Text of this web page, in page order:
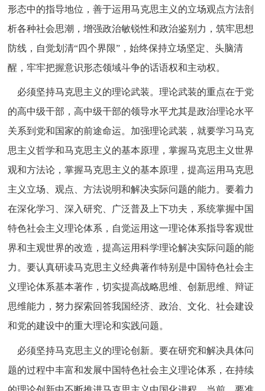
形态中的指导地位，善于运用马克思主义的立场观点方法剖
析各种社会思潮，增强政治敏锐性和政治鉴别力，筑牢思想
防线，自觉划清“四个界限”，始终保持立场坚定、头脑清
醒，牢牢把握意识形态领域斗争的话语权和主动权。
必须坚持马克思主义的理论武装。理论武装的重点在于党
的高中级干部，高中级干部的领导水平尤其是政治理论水平
关系到党和国家的前途命运。加强理论武装，就要学习马克
思主义哲学和马克思主义的基本原理，掌握马克思主义世界
观和方法论，掌握马克思主义的基本原理，提高运用马克思
主义立场、观点、方法说明和解决实际问题的能力。要着力
在深化学习、深入研究、广泛普及上下功夫，系统掌握中国
特色社会主义理论体系，自觉运用这一理论体系指导客观世
界和主观世界的改造，提高运用科学理论解决实际问题的能
力。要认真研读马克思主义经典著作特别是中国特色社会主
义理论体系基本著作，切实提高战略思维、创新思维、辩证
思维能力，努力探索回答我国经济、政治、文化、社会建设
和党的建设中的重大理论和实践问题。
必须坚持马克思主义的理论创新。要在研究和解决具体问
题的过程中丰富和发展中国特色社会主义理论体系，在持续